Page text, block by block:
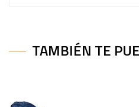
TAMBIÉN TE